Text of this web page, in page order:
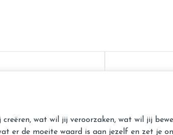
wat wil jij veroorzaken, wat wil jij
er de moeite waard is aan jezelf en zet je